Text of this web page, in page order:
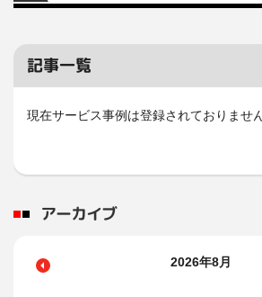
記事一覧
現在サービス事例は登録されておりません
アーカイブ
2026年8月